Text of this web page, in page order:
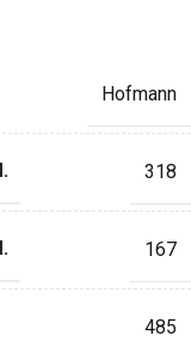
Hofmann
318
167
485